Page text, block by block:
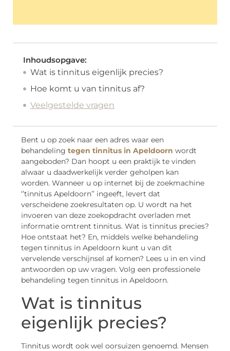
Inhoudsopgave:
Wat is tinnitus eigenlijk precies?
Hoe komt u van tinnitus af?
Veelgestelde vragen
Bent u op zoek naar een adres waar een
behandeling tegen tinnitus in Apeldoorn wordt
aangeboden? Dan hoopt u een praktijk te vinden
alwaar u daadwerkelijk verder geholpen kan
worden. Wanneer u op internet bij de zoekmachine
‘’tinnitus Apeldoorn’’ ingeeft, levert dat
verscheidene zoekresultaten op. U wordt na het
invoeren van deze zoekopdracht overladen met
informatie omtrent tinnitus. Wat is tinnitus precies?
Hoe ontstaat het? En, middels welke behandeling
tegen tinnitus in Apeldoorn kunt u van dit
vervelende verschijnsel af komen? Lees u in en vind
antwoorden op uw vragen. Volg een professionele
behandeling tegen tinnitus in Apeldoorn.
Wat is tinnitus
eigenlijk precies?
Tinnitus wordt ook wel oorsuizen genoemd. Mensen